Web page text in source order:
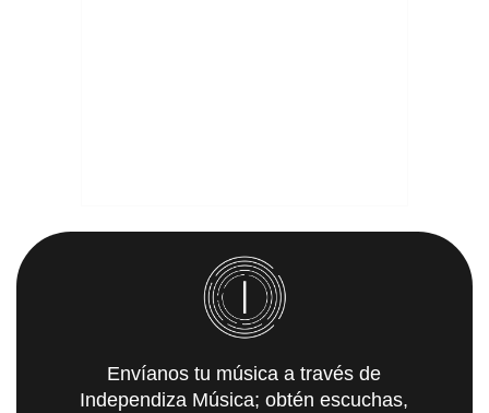
Envíanos tu música a través de
Independiza Música; obtén escuchas,